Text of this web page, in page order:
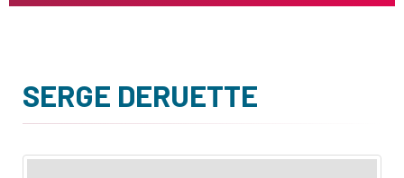
SERGE DERUETTE